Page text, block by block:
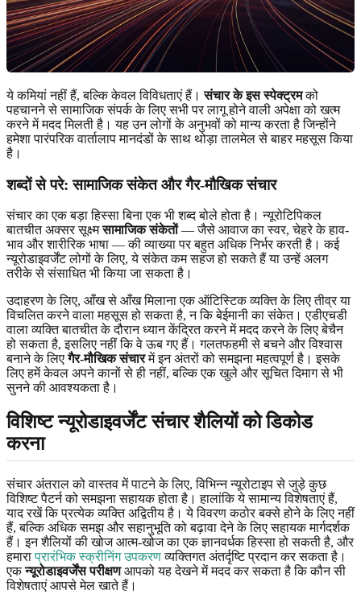
ये कमियां नहीं हैं, बल्कि केवल विविधताएं हैं।संचार के इस स्पेक्ट्रमको
पहचानने से सामाजिक संपर्क के लिए सभी पर लागू होने वाली अपेक्षा को खत्म
करने में मदद मिलती है। यह उन लोगों के अनुभवों को मान्य करता है जिन्होंने
हमेशा पारंपरिक वार्तालाप मानदंडों के साथ थोड़ा तालमेल से बाहर महसूस किया
है।
शब्दों से परे: सामाजिक संकेत और गैर-मौखिक संचार
संचार का एक बड़ा हिस्सा बिना एक भी शब्द बोले होता है। न्यूरोटिपिकल
बातचीत अक्सर सूक्ष्मसामाजिक संकेतों— जैसे आवाज का स्वर, चेहरे के हाव-
भाव और शारीरिक भाषा — की व्याख्या पर बहुत अधिक निर्भर करती है। कई
न्यूरोडाइवर्जेंट लोगों के लिए, ये संकेत कम सहज हो सकते हैं या उन्हें अलग
तरीके से संसाधित भी किया जा सकता है।
उदाहरण के लिए, आँख से आँख मिलाना एक ऑटिस्टिक व्यक्ति के लिए तीव्र या
विचलित करने वाला महसूस हो सकता है, न कि बेईमानी का संकेत। एडीएचडी
वाला व्यक्ति बातचीत के दौरान ध्यान केंद्रित करने में मदद करने के लिए बेचैन
हो सकता है, इसलिए नहीं कि वे ऊब गए हैं। गलतफहमी से बचने और विश्वास
बनाने के लिएगैर-मौखिक संचारमें इन अंतरों को समझना महत्वपूर्ण है। इसके
लिए हमें केवल अपने कानों से ही नहीं, बल्कि एक खुले और सूचित दिमाग से भी
सुनने की आवश्यकता है।
विशिष्ट न्यूरोडाइवर्जेंट संचार शैलियों को डिकोड
करना
संचार अंतराल को वास्तव में पाटने के लिए, विभिन्न न्यूरोटाइप से जुड़े कुछ
विशिष्ट पैटर्न को समझना सहायक होता है। हालांकि ये सामान्य विशेषताएं हैं,
याद रखें कि प्रत्येक व्यक्ति अद्वितीय है। ये विवरण कठोर बक्से होने के लिए नहीं
हैं, बल्कि अधिक समझ और सहानुभूति को बढ़ावा देने के लिए सहायक मार्गदर्शक
हैं। इन शैलियों की खोज आत्म-खोज का एक ज्ञानवर्धक हिस्सा हो सकती है, और
हमाराप्रारंभिक स्क्रीनिंग उपकरणव्यक्तिगत अंतर्दृष्टि प्रदान कर सकता है।
एकन्यूरोडाइवर्जेंस परीक्षणआपको यह देखने में मदद कर सकता है कि कौन सी
विशेषताएं आपसे मेल खाते हैं।